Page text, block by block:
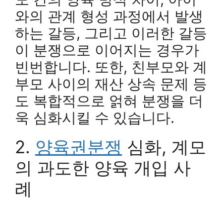
와의 관계 형성 과정에서 발생
하는 갈등, 그리고 이러한 갈등
이 분쟁으로 이어지는 경우가
빈번합니다. 또한, 친부모와 계
부모 사이의 재산 상속 문제 등
도 복합적으로 얽혀 분쟁을 더
욱 심화시킬 수 있습니다.
2. 양육권분쟁 심화, 계모
의 과도한 양육 개입 사
례